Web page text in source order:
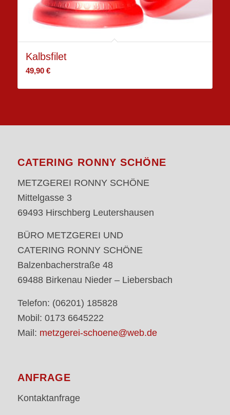
Kalbsfilet
49,90 €
CATERING RONNY SCHÖNE
METZGEREI RONNY SCHÖNE
Mittelgasse 3
69493 Hirschberg Leutershausen
BÜRO METZGEREI UND
CATERING RONNY SCHÖNE
Balzenbacherstraße 48
69488 Birkenau Nieder – Liebersbach
Telefon: (06201) 185828
Mobil: 0173 6645222
Mail: metzgerei-schoene@web.de
ANFRAGE
Kontaktanfrage